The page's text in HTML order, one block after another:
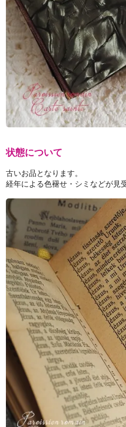
状態について
古いお品となります。
経年による色褪せ・シミなどが見